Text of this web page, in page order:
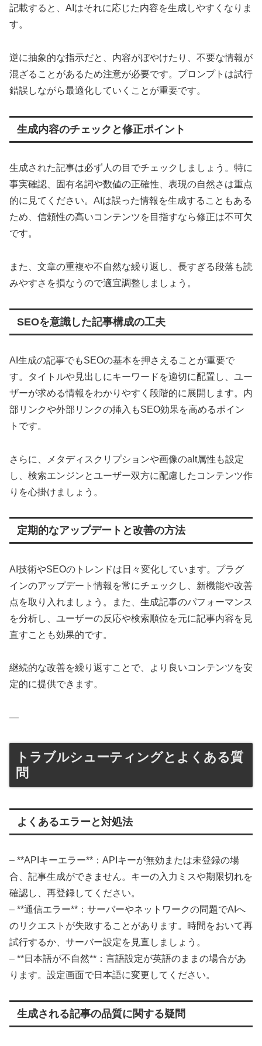
記載すると、AIはそれに応じた内容を生成しやすくなりま
す。
逆に抽象的な指示だと、内容がぼやけたり、不要な情報が
混ざることがあるため注意が必要です。プロンプトは試行
錯誤しながら最適化していくことが重要です。
生成内容のチェックと修正ポイント
生成された記事は必ず人の目でチェックしましょう。特に
事実確認、固有名詞や数値の正確性、表現の自然さは重点
的に見てください。AIは誤った情報を生成することもある
ため、信頼性の高いコンテンツを目指すなら修正は不可欠
です。
また、文章の重複や不自然な繰り返し、長すぎる段落も読
みやすさを損なうので適宜調整しましょう。
SEOを意識した記事構成の工夫
AI生成の記事でもSEOの基本を押さえることが重要で
す。タイトルや見出しにキーワードを適切に配置し、ユー
ザーが求める情報をわかりやすく段階的に展開します。内
部リンクや外部リンクの挿入もSEO効果を高めるポイン
トです。
さらに、メタディスクリプションや画像のalt属性も設定
し、検索エンジンとユーザー双方に配慮したコンテンツ作
りを心掛けましょう。
定期的なアップデートと改善の方法
AI技術やSEOのトレンドは日々変化しています。プラグ
インのアップデート情報を常にチェックし、新機能や改善
点を取り入れましょう。また、生成記事のパフォーマンス
を分析し、ユーザーの反応や検索順位を元に記事内容を見
直すことも効果的です。
継続的な改善を繰り返すことで、より良いコンテンツを安
定的に提供できます。
—
トラブルシューティングとよくある質
問
よくあるエラーと対処法
– **APIキーエラー**：APIキーが無効または未登録の場
合、記事生成ができません。キーの入力ミスや期限切れを
確認し、再登録してください。
– **通信エラー**：サーバーやネットワークの問題でAIへ
のリクエストが失敗することがあります。時間をおいて再
試行するか、サーバー設定を見直しましょう。
– **日本語が不自然**：言語設定が英語のままの場合があ
ります。設定画面で日本語に変更してください。
生成される記事の品質に関する疑問